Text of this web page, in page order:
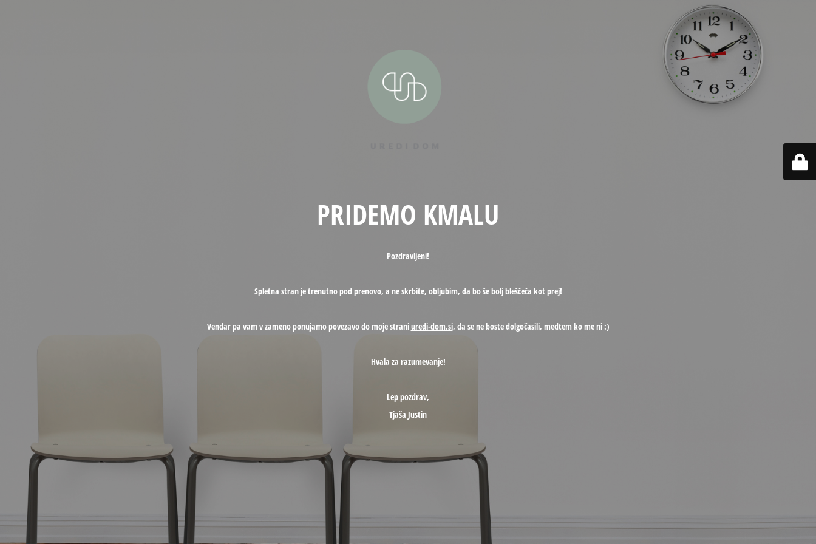
PRIDEMO KMALU
Pozdravljeni!
Spletna stran je trenutno pod prenovo, a ne skrbite, obljubim, da bo še bolj bleščeča kot prej!
Vendar pa vam v zameno ponujamo povezavo do moje straniuredi-dom.si, da se ne boste dolgočasili, medtem ko me ni :)
Hvala za razumevanje!
Lep pozdrav,
Tjaša Justin